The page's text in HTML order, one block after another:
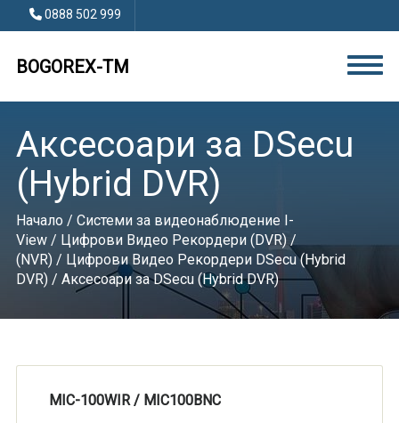
0888 502 999
BOGOREX-TM
Аксесоари за DSecu
(Hybrid DVR)
Начало / Системи за видеонаблюдение I-
View/ Цифрови Видео Рекордери (DVR) /
(NVR)/ Цифрови Видео Рекордери DSecu (Hybrid
DVR)/ Аксесоари за DSecu (Hybrid DVR)
MIC-100WIR / MIC100BNC